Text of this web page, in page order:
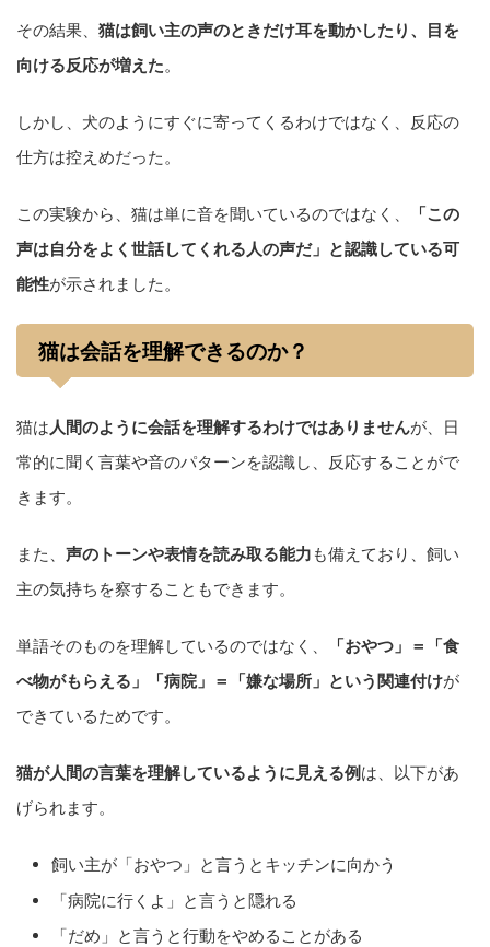
その結果、 猫は飼い主の声のときだけ耳を動かしたり、目を
向ける反応が増えた。
しかし、犬のようにすぐに寄ってくるわけではなく、反応の
仕方は控えめだった。
この実験から、猫は単に音を聞いているのではなく、
「この
声は自分をよく世話してくれる人の声だ」と認識している可
能性が示されました。
猫は会話を理解できるのか？
猫は 人間のように会話を理解するわけではありませんが、日
常的に聞く言葉や音のパターンを認識し、反応することがで
きます。
また、 声のトーンや表情を読み取る能力 も備えており、飼い
主の気持ちを察することもできます。
単語そのものを理解しているのではなく、
「おやつ」＝「食
べ物がもらえる」「病院」＝「嫌な場所」という関連付けが
できているためです。
猫が人間の言葉を理解しているように見える例は、以下があ
げられます。
飼い主が「おやつ」と言うとキッチンに向かう
「病院に行くよ」と言うと隠れる
「だめ」と言うと行動をやめることがある